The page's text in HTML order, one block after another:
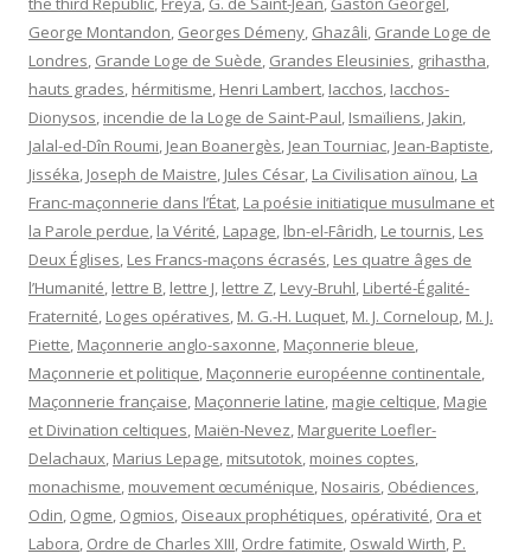
George Montandon, Georges Démeny, Ghazâli, Grande Loge de
Londres, Grande Loge de Suède, Grandes Eleusinies, grihastha,
hauts grades, hérmitisme, Henri Lambert, Iacchos, Iacchos-
Dionysos, incendie de la Loge de Saint-Paul, Ismaïliens, Jakin,
Jalal-ed-Dîn Roumi, Jean Boanergès, Jean Tourniac, Jean-Baptiste,
Jisséka, Joseph de Maistre, Jules César, La Civilisation aïnou, La
Franc-maçonnerie dans l’État, La poésie initiatique musulmane et
la Parole perdue, la Vérité, Lapage, lbn-el-Fâridh, Le tournis, Les
Deux Églises, Les Francs-maçons écrasés, Les quatre âges de
l’Humanité, lettre B, lettre J, lettre Z, Levy-Bruhl, Liberté-Égalité-
Fraternité, Loges opératives, M. G.-H. Luquet, M. J. Corneloup, M. J.
Piette, Maçonnerie anglo-saxonne, Maçonnerie bleue,
Maçonnerie et politique, Maçonnerie européenne continentale,
Maçonnerie française, Maçonnerie latine, magie celtique, Magie
et Divination celtiques, Maiën-Nevez, Marguerite Loefler-
Delachaux, Marius Lepage, mitsutotok, moines coptes,
monachisme, mouvement œcuménique, Nosairis, Obédiences,
Odin, Ogme, Ogmios, Oiseaux prophétiques, opérativité, Ora et
Labora, Ordre de Charles XIII, Ordre fatimite, Oswald Wirth, P.